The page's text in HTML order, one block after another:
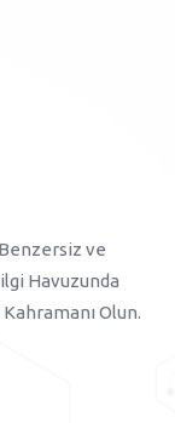
ve
Havuzunda
Olun.